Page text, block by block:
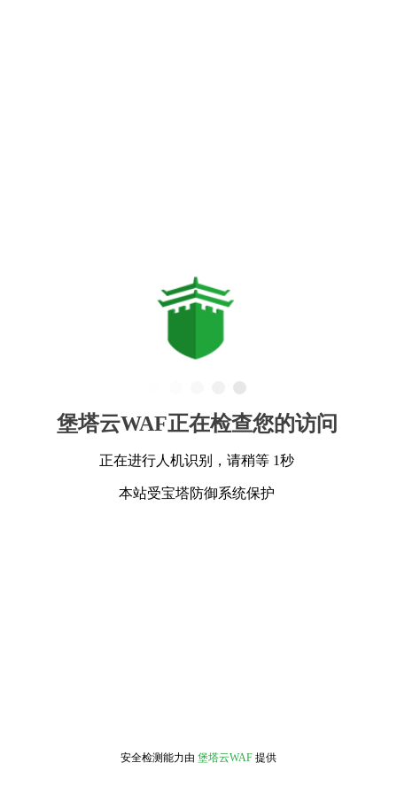
堡塔云WAF正在检查您的访问
正在进行人机识别，请稍等 1秒
本站受宝塔防御系统保护
安全检测能力由 堡塔云WAF 提供